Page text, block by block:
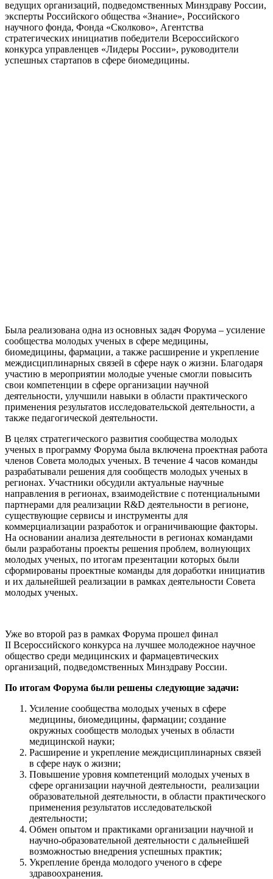
ведущих организаций, подведомственных Минздраву России,
эксперты Российского общества «Знание», Российского
научного фонда, Фонда «Сколково», Агентства
стратегических инициатив победители Всероссийского
конкурса управленцев «Лидеры России», руководители
успешных стартапов в сфере биомедицины.
Была реализована одна из основных задач Форума – усиление
сообщества молодых ученых в сфере медицины,
биомедицины, фармации, а также расширение и укрепление
междисциплинарных связей в сфере наук о жизни. Благодаря
участию в мероприятии молодые ученые смогли повысить
свои компетенции в сфере организации научной
деятельности, улучшили навыки в области практического
применения результатов исследовательской деятельности, а
также педагогической деятельности.
В целях стратегического развития сообщества молодых
ученых в программу Форума была включена проектная работа
членов Совета молодых ученых. В течение 4 часов команды
разрабатывали решения для сообществ молодых ученых в
регионах. Участники обсудили актуальные научные
направления в регионах, взаимодействие с потенциальными
партнерами для реализации R&D деятельности в регионе,
существующие сервисы и инструменты для
коммерциализации разработок и ограничивающие факторы.
На основании анализа деятельности в регионах командами
были разработаны проекты решения проблем, волнующих
молодых ученых, по итогам презентации которых были
сформированы проектные команды для доработки инициатив
и их дальнейшей реализации в рамках деятельности Совета
молодых ученых.
Уже во второй раз в рамках Форума прошел финал
II Всероссийского конкурса на лучшее молодежное научное
общество среди медицинских и фармацевтических
организаций, подведомственных Минздраву России.
По итогам Форума были решены следующие задачи:
Усиление сообщества молодых ученых в сфере
медицины, биомедицины, фармации; создание
окружных сообществ молодых ученых в области
медицинской науки;
Расширение и укрепление междисциплинарных связей
в сфере наук о жизни;
Повышение уровня компетенций молодых ученых в
сфере организации научной деятельности, реализации
образовательной деятельности, в области практического
применения результатов исследовательской
деятельности;
Обмен опытом и практиками организации научной и
научно-образовательной деятельности с дальнейшей
возможностью внедрения успешных практик;
Укрепление бренда молодого ученого в сфере
здравоохранения.